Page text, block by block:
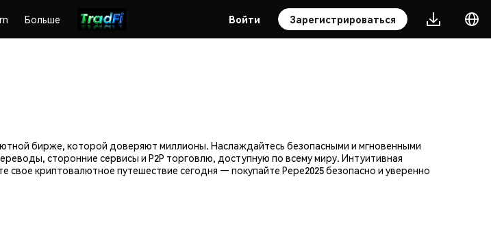
Больше Войти Зарегистрироваться
бирже, которой доверяют миллионы. Наслаждайтесь безопасными и мгновенными
сторонние сервисы и P2P торговлю, доступную по всему миру. Интуитивная
криптовалютное путешествие сегодня — покупайте Pepe2025 безопасно и уверенно